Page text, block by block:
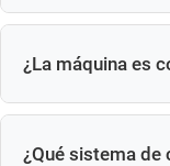
Los modelos
¿La máquina es
Sí, incluyendo
¿Qué sistema